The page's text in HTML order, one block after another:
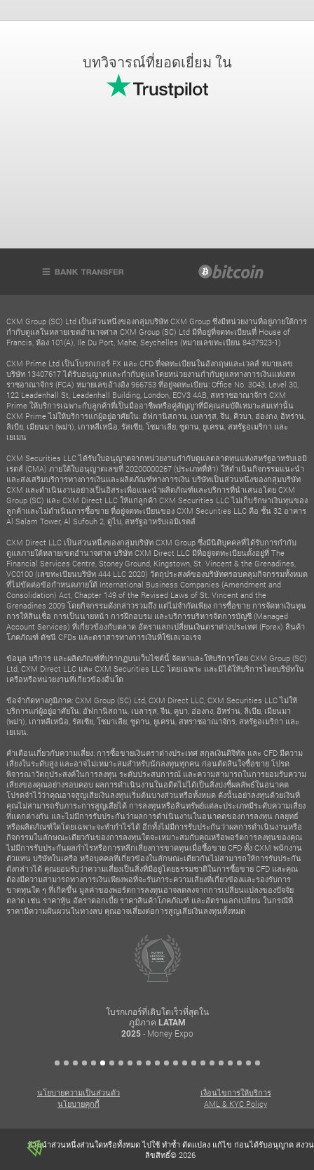
บทวิจารณ์ที่ยอดเยี่ยม ใน
CXM Group (SC) Ltd เป็นส่วนหนึ่งของกลุ่มบริษัท CXM Group ซึ่งมีหน่วยงานที่อยู่ภายใต้การ
กำกับดูแลในหลายเขตอำนาจศาล CXM Group (SC) Ltd มีที่อยู่ที่จดทะเบียนที่ House of
Francis, ห้อง 101(A), Ile Du Port, Mahe, Seychelles (หมายเลขทะเบียน 8437923-1)
CXM Prime Ltd เป็นโบรกเกอร์ FX และ CFD ที่จดทะเบียนในอังกฤษและเวลส์ หมายเลข
บริษัท 13407617 ได้รับอนุญาตและกำกับดูแลโดยหน่วยงานกำกับดูแลทางการเงินแห่งสห
ราชอาณาจักร (FCA) หมายเลขอ้างอิง 966753 ที่อยู่จดทะเบียน: Office No. 3043, Level 30,
122 Leadenhall St, Leadenhall Building, London, ECV3 4AB, สหราชอาณาจักร CXM
Prime ให้บริการเฉพาะกับลูกค้าที่เป็นมืออาชีพหรือคู่สัญญาที่มีคุณสมบัติเหมาะสมเท่านั้น
CXM Prime ไม่ให้บริการแก่ผู้อยู่อาศัยใน: อัฟกานิสถาน, เบลารุส, จีน, คิวบา, ฮ่องกง, อิหร่าน,
ลิเบีย, เมียนมา (พม่า), เกาหลีเหนือ, รัสเซีย, โซมาเลีย, ซูดาน, ยูเครน, สหรัฐอเมริกา และ
เยเมน
CXM Securities LLC ได้รับใบอนุญาตจากหน่วยงานกำกับดูแลตลาดทุนแห่งสหรัฐอาหรับเอมิ
เรตส์ (CMA) ภายใต้ใบอนุญาตเลขที่ 20200000267 (ประเภทที่ห้า) ให้ดำเนินกิจกรรมแนะนำ
และส่งเสริมบริการทางการเงินและผลิตภัณฑ์ทางการเงิน บริษัทเป็นส่วนหนึ่งของกลุ่มบริษัท
CXM และดำเนินงานอย่างเป็นอิสระเพื่อแนะนำผลิตภัณฑ์และบริการที่นำเสนอโดย CXM
Group (SC) และ CXM Direct LLC ให้แก่ลูกค้า CXM Securities LLC ไม่เก็บรักษาเงินทุนของ
ลูกค้าและไม่ดำเนินการซื้อขาย ที่อยู่จดทะเบียนของ CXM Securities LLC คือ ชั้น 32 อาคาร
Al Salam Tower, Al Sufouh 2, ดูไบ, สหรัฐอาหรับเอมิเรตส์
CXM Direct LLC เป็นส่วนหนึ่งของกลุ่มบริษัท CXM Group ซึ่งมีนิติบุคคลที่ได้รับการกำกับ
ดูแลภายใต้หลายเขตอำนาจศาล บริษัท CXM Direct LLC มีที่อยู่จดทะเบียนตั้งอยู่ที่ The
Financial Services Centre, Stoney Ground, Kingstown, St. Vincent & the Grenadines,
VC0100 (เลขทะเบียนบริษัท 444 LLC 2020) วัตถุประสงค์ของบริษัทครอบคลุมกิจกรรมทั้งหมด
ที่ไม่ขัดต่อข้อกำหนดภายใต้ International Business Companies (Amendment and
Consolidation) Act, Chapter 149 of the Revised Laws of St. Vincent and the
Grenadines 2009 โดยกิจกรรมดังกล่าวรวมถึง แต่ไม่จำกัดเพียง การซื้อขาย การจัดหาเงินทุน
การให้สินเชื่อ การเป็นนายหน้า การฝึกอบรม และบริการบริหารจัดการบัญชี (Managed
Account Services) ที่เกี่ยวข้องกับตลาด อัตราแลกเปลี่ยนเงินตราต่างประเทศ (Forex) สินค้า
โภคภัณฑ์ ดัชนี CFDs และตราสารทางการเงินที่ใช้เลเวอเรจ
ข้อมูล บริการ และผลิตภัณฑ์ที่ปรากฏบนเว็บไซต์นี้ จัดหาและให้บริการโดย CXM Group (SC)
Ltd, CXM Direct LLC และ CXM Securities LLC โดยเฉพาะ และมิได้ให้บริการโดยบริษัทใน
เครือหรือหน่วยงานที่เกี่ยวข้องอื่นใด
ข้อจำกัดทางภูมิภาค: CXM Group (SC) Ltd, CXM Direct LLC, CXM Securities LLC ไม่ให้
บริการแก่ผู้อยู่อาศัยใน: อัฟกานิสถาน, เบลารุส, จีน, คูบา, ฮ่องกง, อิหร่าน, ลิเบีย, เมียนมา
(พม่า), เกาหลีเหนือ, รัสเซีย, โซมาเลีย, ซูดาน, ยูเครน, สหราชอาณาจักร, สหรัฐอเมริกา และ
เยเมน.
คำเตือนเกี่ยวกับความเสี่ยง: การซื้อขายเงินตราต่างประเทศ สกุลเงินดิจิทัล และ CFD มีความ
เสี่ยงในระดับสูง และอาจไม่เหมาะสมสำหรับนักลงทุนทุกคน ก่อนตัดสินใจซื้อขาย โปรด
พิจารณาวัตถุประสงค์ในการลงทุน ระดับประสบการณ์ และความสามารถในการยอมรับความ
เสี่ยงของคุณอย่างรอบคอบ ผลการดำเนินงานในอดีตไม่ได้เป็นสิ่งบ่งชี้ผลลัพธ์ในอนาคต
โปรดจำไว้ว่าคุณอาจสูญเสียเงินลงทุนเริ่มต้นบางส่วนหรือทั้งหมด ดังนั้นอย่าลงทุนด้วยเงินที่
คุณไม่สามารถรับภาระการสูญเสียได้ การลงทุนหรือสินทรัพย์แต่ละประเภทมีระดับความเสี่ยง
ที่แตกต่างกัน และไม่มีการรับประกันว่าผลการดำเนินงานในอนาคตของการลงทุน กลยุทธ์
หรือผลิตภัณฑ์ใดโดยเฉพาะจะทำกำไรได้ อีกทั้งไม่มีการรับประกันว่าผลการดำเนินงานหรือ
กิจกรรมในลักษณะเดียวกันของการลงทุนใดจะเหมาะสมกับคุณหรือพอร์ตการลงทุนของคุณ
ไม่มีการรับประกันผลกำไรหรือการหลีกเลี่ยงการขาดทุนเมื่อซื้อขาย CFD ทั้ง CXM พนักงาน
ตัวแทน บริษัทในเครือ หรือบุคคลที่เกี่ยวข้องในลักษณะเดียวกันไม่สามารถให้การรับประกัน
ดังกล่าวได้ คุณยอมรับว่าความเสี่ยงเป็นสิ่งที่มีอยู่โดยธรรมชาติในการซื้อขาย CFD และคุณ
ต้องมีความสามารถทางการเงินเพียงพอที่จะรับภาระความเสี่ยงที่เกี่ยวข้องและรองรับการ
ขาดทุนใด ๆ ที่เกิดขึ้น มูลค่าของพอร์ตการลงทุนอาจลดลงจากการเปลี่ยนแปลงของปัจจัย
ตลาด เช่น ราคาหุ้น อัตราดอกเบี้ย ราคาสินค้าโภคภัณฑ์ และอัตราแลกเปลี่ยน ในกรณีที่
ราคามีความผันผวนในทางลบ คุณอาจเสี่ยงต่อการสูญเสียเงินลงทุนทั้งหมด
โบรกเกอร์ที่เติบโตเร็วที่สุดใน
ภูมิภาค LATAM
2025 - Money Expo
นโยบายความเป็นส่วนตัว
เงื่อนไขการให้บริการ
นโยบายคุกกี้
AML & KYC Policy
ห้ามนำส่วนหนึ่งส่วนใดหรือทั้งหมด ไปใช้ ทำซ้ำ ดัดแปลง แก้ไข ก่อนได้รับอนุญาต สงวน
ลิขสิทธิ์© 2026